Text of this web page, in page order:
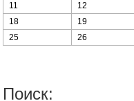
11
12
18
19
25
26
Поиск: